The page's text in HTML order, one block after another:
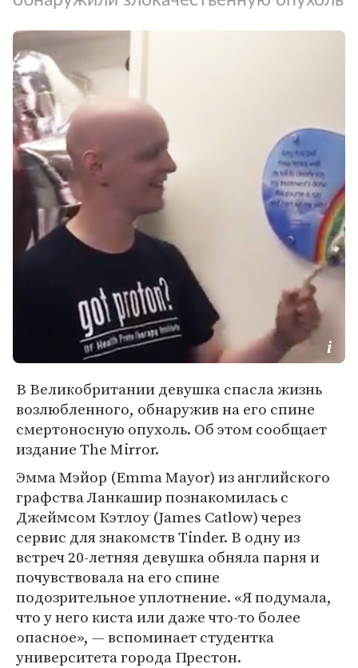
В Великобритании девушка спасла жизнь
возлюбленного, обнаружив на его спине
смертоносную опухоль. Об этом сообщает
издание The Mirror.
Эмма Мэйор (Emma Mayor) из английского
графства Ланкашир познакомилась с
Джеймсом Кэтлоу (James Catlow) через
сервис для знакомств Tinder. В одну из
встреч 20-летняя девушка обняла парня и
почувствовала на его спине
подозрительное уплотнение. «Я подумала,
что у него киста или даже что-то более
опасное», — вспоминает студентка
университета города Престон.